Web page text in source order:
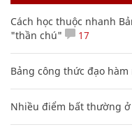
Cách học thuộc nhanh
"thần chú"
17
Bảng công thức đạo
Nhiều điểm bất thường